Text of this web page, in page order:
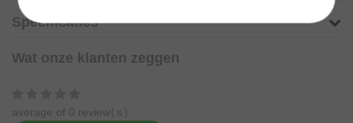
Specificaties
Wat onze klanten zeggen
average of 0 review(s)